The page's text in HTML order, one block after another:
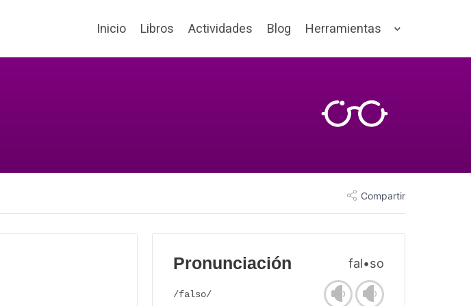
Inicio Libros Actividades Blog Herramientas
Compartir
Pronunciación fal•so
/falso/